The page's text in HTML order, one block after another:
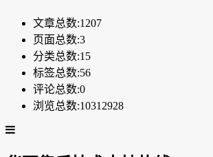
文章总数:1207
页面总数:3
分类总数:15
标签总数:56
评论总数:0
浏览总数:10312928